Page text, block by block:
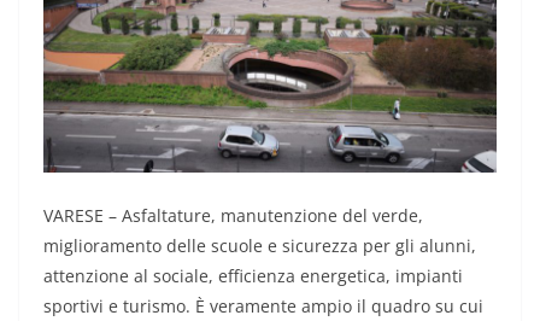
VARESE – Asfaltature, manutenzione del verde,
miglioramento delle scuole e sicurezza per gli alunni,
attenzione al sociale, efficienza energetica, impianti
sportivi e turismo. È veramente ampio il quadro su cui